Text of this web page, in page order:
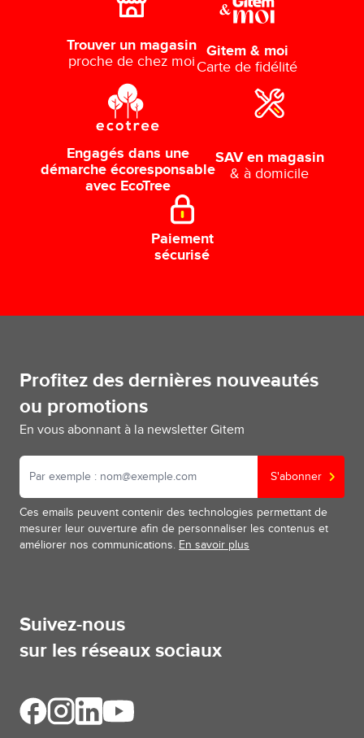
Trouver un magasin
proche de chez moi
Gitem & moi
Carte de fidélité
Engagés dans une
démarche écoresponsable
avec EcoTree
SAV en magasin
& à domicile
Paiement
sécurisé
Profitez des dernières nouveautés
ou promotions
En vous abonnant à la newsletter Gitem
S'abonner
Ces emails peuvent contenir des technologies permettant de
mesurer leur ouverture afin de personnaliser les contenus et
améliorer nos communications. En savoir plus
Suivez-nous
sur les réseaux sociaux